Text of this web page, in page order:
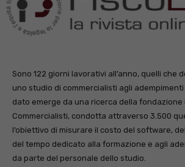
Sono 122 giorni lavorativi all’anno, quelli che
uno studio di commercialisti agli adempimenti
dato emerge da una ricerca della fondazione
Commercialisti, condotta attraverso 3.500
l’obiettivo di misurare il costo del software,
del tempo dedicato alla formazione e agli
da parte del personale dello studio.